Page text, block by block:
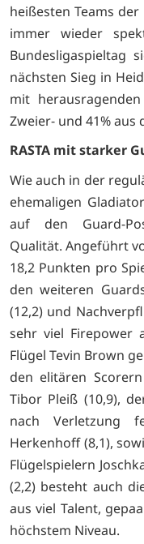
heißesten Teams
immer wieder
Bundesligaspieltag
nächsten Sieg in
mit
Zweier- und 41% aus
RASTA mit starker
Wie auch in der
ehemaligen
auf den Guard-
Qualität. Angeführt
18,2 Punkten pro
den weiteren
(12,2) und
sehr viel Firepower
Flügel Tevin Brown
den elitären
Tibor Pleiß (10,9),
nach Verletzung
Herkenhoff (8,1),
Flügelspielern
(2,2) besteht auch
aus viel Talent,
höchstem Niveau.